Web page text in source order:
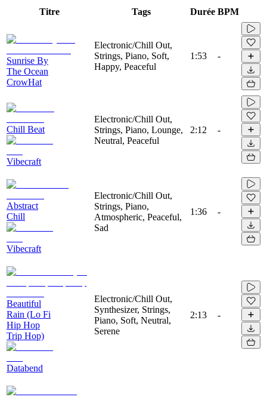
Titre Tags Durée BPM
Sunrise By
The Ocean
CrowHat
Electronic/Chill Out,
Strings, Piano, Soft,
Happy, Peaceful
1:53 -
Chill Beat
Vibecraft
Electronic/Chill Out,
Strings, Piano, Lounge,
Neutral, Peaceful
2:12 -
Abstract
Chill
Vibecraft
Electronic/Chill Out,
Strings, Piano,
Atmospheric, Peaceful,
Sad
1:36 -
Beautiful
Rain (Lo Fi
Hip Hop
Trip Hop)
Databend
Electronic/Chill Out,
Synthesizer, Strings,
Piano, Soft, Neutral,
Serene
2:13 -